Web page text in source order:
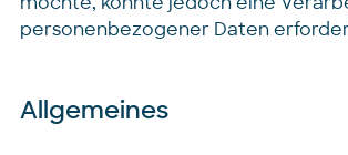
personenbezogener Daten
Allgemeines